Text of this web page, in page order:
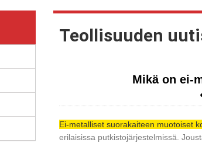
Teollisuuden
Mikä on ei-
Ei-metalliset suorakaiteen muotoiset
erilaisissa putkistojärjestelmissä.